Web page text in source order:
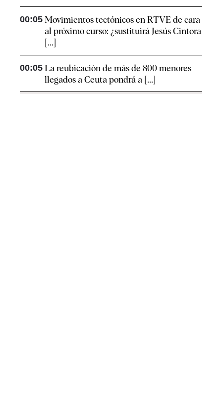
00:05 Movimientos tectónicos en RTVE de cara
al próximo curso: ¿sustituirá Jesús Cintora
[...]
00:05 La reubicación de más de 800 menores
llegados a Ceuta pondrá a [...]